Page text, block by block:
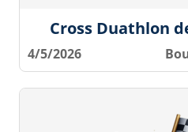
Cross Duathlon
4/5/2026